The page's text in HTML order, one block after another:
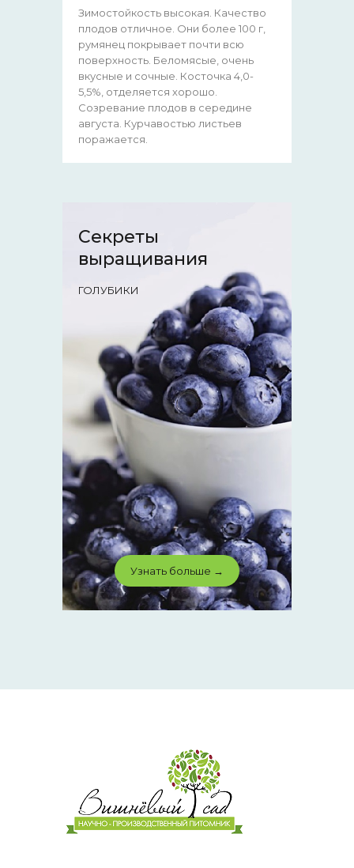
Зимостойкость высокая. Качество
плодов отличное. Они более 100 г,
румянец покрывает почти всю
поверхность. Беломясые, очень
вкусные и сочные. Косточка 4,0-
5,5%, отделяется хорошо.
Созревание плодов в середине
августа. Курчавостью листьев
поражается.
Секреты
выращивания
ГОЛУБИКИ
Узнать больше →